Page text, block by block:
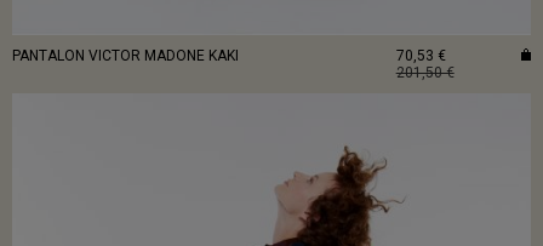
PANTALON VICTOR MADONE KAKI
70,53 €
201,50 €